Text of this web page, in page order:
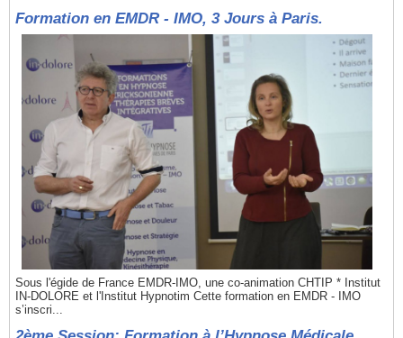
Formation en EMDR - IMO, 3 Jours à Paris.
Sous l'égide de France EMDR-IMO, une co-animation CHTIP * Institut
IN-DOLORE et l'Institut Hypnotim Cette formation en EMDR - IMO
s’inscri...